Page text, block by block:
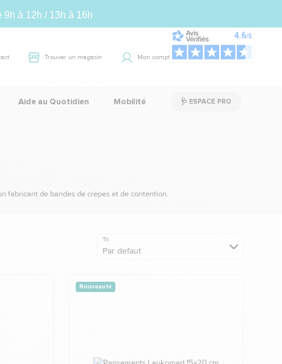
à 12h / 13h à 16h
Trouver un magasin Mon compte Panier
Aide au Quotidien Mobilité 🩺 ESPACE PRO
fabricant de bandes de crêpes et de contention.
Tri
Par défaut
Nouveauté